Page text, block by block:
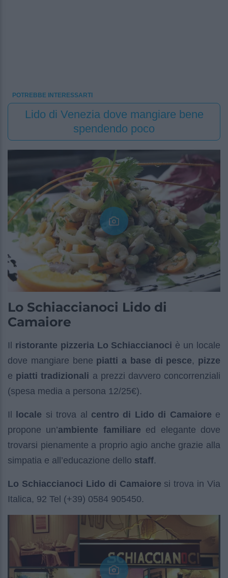
POTREBBE INTERESSARTI
Lido di Venezia dove mangiare bene
spendendo poco
Lo Schiaccianoci Lido di
Camaiore
Il ristorante pizzeria Lo Schiaccianoci è un locale
dove mangiare bene piatti a base di pesce, pizze
e piatti tradizionali a prezzi davvero concorrenziali
(spesa media a persona 12/25€).
Il locale si trova al centro di Lido di Camaiore e
propone un’ambiente familiare ed elegante dove
trovarsi pienamente a proprio agio anche grazie alla
simpatia e all’educazione dello staff.
Lo Schiaccianoci Lido di Camaiore si trova in Via
Italica, 92 Tel (+39) 0584 905450.